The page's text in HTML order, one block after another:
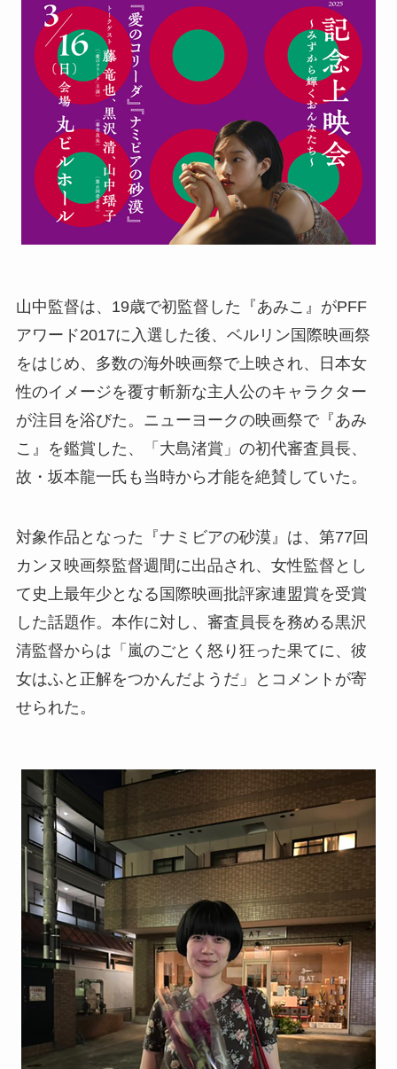
山中監督は、19歳で初監督した『あみこ』がPFF
アワード2017に入選した後、ベルリン国際映画祭
をはじめ、多数の海外映画祭で上映され、日本女
性のイメージを覆す斬新な主人公のキャラクター
が注目を浴びた。ニューヨークの映画祭で『あみ
こ』を鑑賞した、「大島渚賞」の初代審査員長、
故・坂本龍一氏も当時から才能を絶賛していた。
対象作品となった『ナミビアの砂漠』は、第77回
カンヌ映画祭監督週間に出品され、女性監督とし
て史上最年少となる国際映画批評家連盟賞を受賞
した話題作。本作に対し、審査員長を務める黒沢
清監督からは「嵐のごとく怒り狂った果てに、彼
女はふと正解をつかんだようだ」とコメントが寄
せられた。